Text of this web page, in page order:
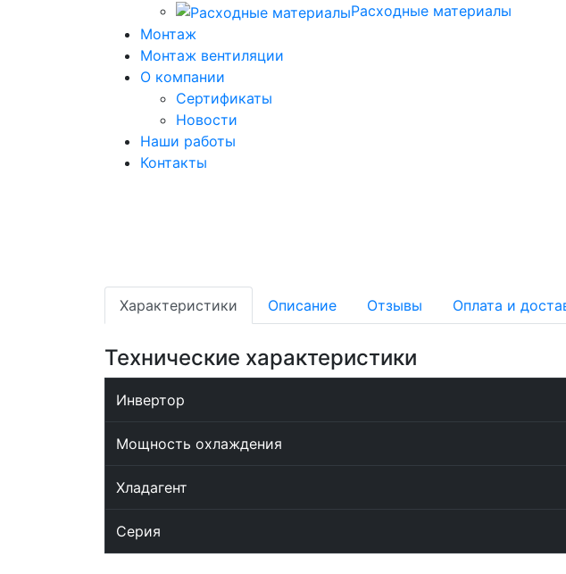
Расходные материалы
Монтаж
Монтаж вентиляции
О компании
Сертификаты
Новости
Наши работы
Контакты
Характеристики Описание Отзывы Оплата и
Технические характеристики
Инвертор
Мощность охлаждения
Хладагент
Серия